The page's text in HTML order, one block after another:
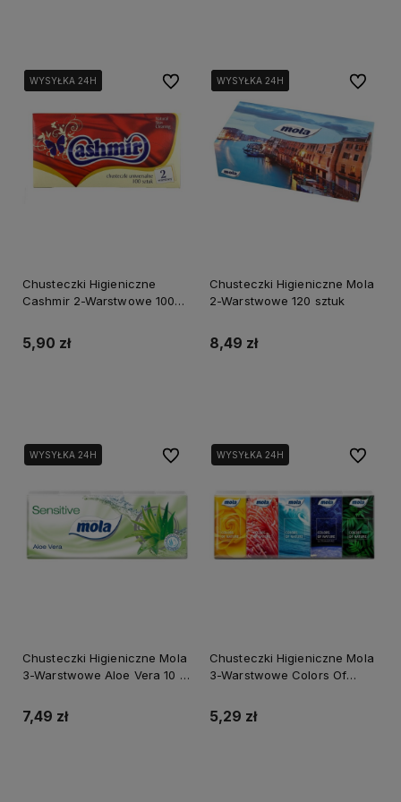
WYSYŁKA 24H
WYSYŁKA 24H
WYSYŁKA 24H
Chusteczki Higieniczne
Cashmir 2-Warstwowe 100
5,90 zł
Do ulubionychWYSYŁKA 24H
WYSYŁKA 24H
WYSYŁKA 24H
Chusteczki Higieniczne Mola
2-Warstwowe 120 sztuk
8,49 zł
Do
WYSYŁKA 24H
Chusteczki Higieniczne Mola
3-Warstwowe Aloe Vera 10 X
7,49 zł
Do ulubionychWYSYŁKA 24H
Chusteczki Higieniczne Mola
3-Warstwowe Colors Of
5,29 zł
Do